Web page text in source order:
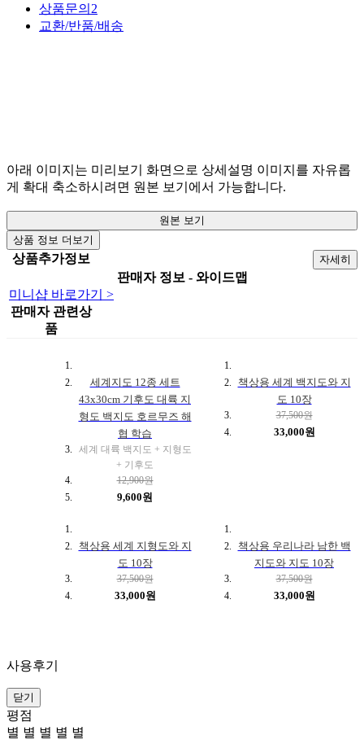
상품문의 2
교환/반품/배송
아래 이미지는 미리보기 화면으로 상세설명 이미지를 자유롭
게 확대 축소하시려면 원본 보기에서 가능합니다.
원본 보기
상품 정보 더보기
상품추가정보 자세히
판매자 정보 - 와이드맵
미니샵 바로가기 >
판매자 관련상
품
세계지도 12종 세트
43x30cm 기후도 대륙 지
형도 백지도 호르무즈 해
협 학습
세계 대륙 백지도 + 지형도
+ 기후도
12,900원
9,600원
책상용 세계 백지도와 지
도 10장
37,500원
33,000원
책상용 세계 지형도와 지
도 10장
37,500원
33,000원
책상용 우리나라 남한 백
지도와 지도 10장
37,500원
33,000원
사용후기
닫기
평점
별 별 별 별 별